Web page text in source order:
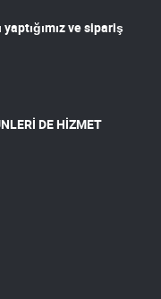
ve sipariş
DE HİZMET